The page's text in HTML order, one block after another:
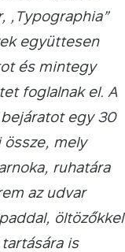
„Typographia”
együttesen
és mintegy
foglalnak el. A
egy 30
mely
ruhatára
az udvar
öltözőkkel
is